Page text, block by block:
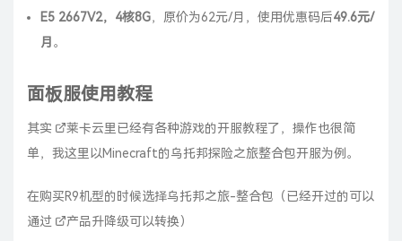
E5 2667V2，4核8G，原价为62元/月，使用优惠码后49.6元/
月 。
面板服使用教程
其实 莱卡云里已经有各种游戏的开服教程了，操作也很简
单，我这里以Minecraft的乌托邦探险之旅整合包开服为例。
在购买R9机型的时候选择乌托邦之旅-整合包（已经开过的可以
通过
产品升降级可以转换）